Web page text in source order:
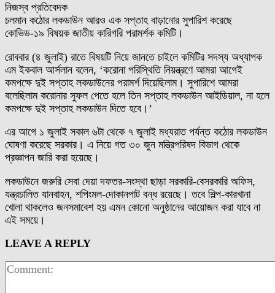
নিজস্ব প্রতিবেদক
চলমান কঠোর লকডাউন আরও এক সপ্তাহ বাড়ানোর সুপারিশ করেছে
কোভিড-১৯ বিষয়ক জাতীয় কারিগরি পরামর্শক কমিটি।
রোববার (৪ জুলাই) রাতে বিষয়টি নিয়ে জানতে চাইলে কমিটির সদস্য অধ্যাপক
এম ইকবাল আর্সলান বলেন, ‘করোনা পরিস্থিতি নিয়ন্ত্রণে আমরা আগেই
কমপক্ষে দুই সপ্তাহ লকডাউনের পরামর্শ দিয়েছিলাম। সুপারিশে আমরা
বলেছিলাম করোনার সুফল পেতে হলে তিন সপ্তাহ লকডাউন আইডিয়াল, না হলে
কমপক্ষে দুই সপ্তাহ লকডাউন দিতে হবে।’
এর আগে ১ জুলাই সকাল ৬টা থেকে ৭ জুলাই মধ্যরাত পর্যন্ত কঠোর লকডাউন
ঘোষণা করেছে সরকার। এ নিয়ে গত ৩০ জুন মন্ত্রিপরিষদ বিভাগ থেকে
প্রজ্ঞাপন জারি করা হয়েছে।
লকডাউনে জরুরি সেবা দেয়া দফতর-সংস্থা ছাড়া সরকারি-বেসরকারি অফিস,
যন্ত্রচালিত যানবাহন, শপিংমল-দোকানপাট বন্ধ রয়েছে। তবে শিল্প-কারখানা
খোলা থাকলেও জনসমাবেশ হয় এমন কোনো অনুষ্ঠানের আয়োজন করা যাবে না
এই সময়ে।
LEAVE A REPLY